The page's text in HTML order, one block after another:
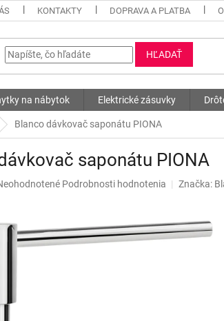
KONTAKTY DOPRAVA A PLATBA
HĽADAŤ
na nábytok Elektrické zásuvky
Blanco dávkovač saponátu PIONA
saponátu PIONA
Podrobnosti hodnotenia Značka: